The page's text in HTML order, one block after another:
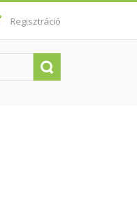
Regisztráció